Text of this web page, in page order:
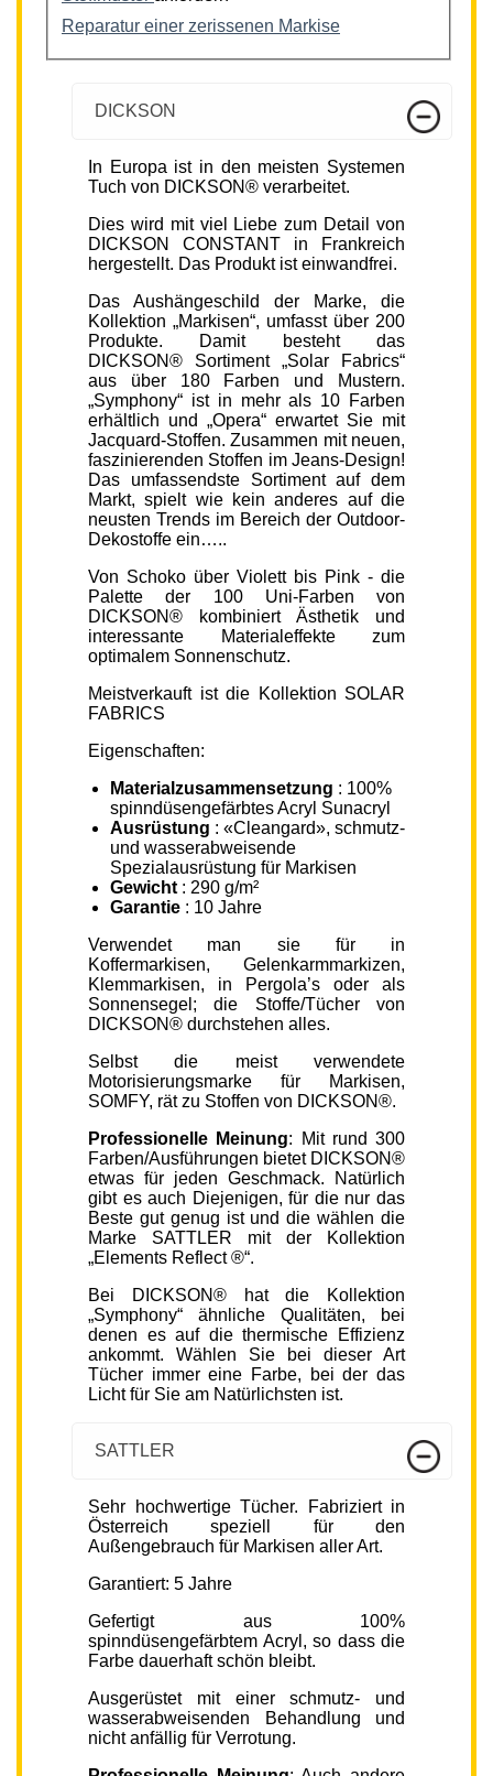
Reparatur einer zerissenen Markise
DICKSON
In Europa ist in den meisten Systemen
Tuch von DICKSON® verarbeitet.
Dies wird mit viel Liebe zum Detail von
DICKSON CONSTANT in Frankreich
hergestellt. Das Produkt ist einwandfrei.
Das Aushängeschild der Marke, die
Kollektion „Markisen“, umfasst über 200
Produkte. Damit besteht das
DICKSON® Sortiment „Solar Fabrics“
aus über 180 Farben und Mustern.
„Symphony“ ist in mehr als 10 Farben
erhältlich und „Opera“ erwartet Sie mit
Jacquard-Stoffen. Zusammen mit neuen,
faszinierenden Stoffen im Jeans-Design!
Das umfassendste Sortiment auf dem
Markt, spielt wie kein anderes auf die
neusten Trends im Bereich der Outdoor-
Dekostoffe ein…..
Von Schoko über Violett bis Pink - die
Palette der 100 Uni-Farben von
DICKSON® kombiniert Ästhetik und
interessante Materialeffekte zum
optimalem Sonnenschutz.
Meistverkauft ist die Kollektion SOLAR
FABRICS
Eigenschaften:
Materialzusammensetzung : 100%
spinndüsengefärbtes Acryl Sunacryl
Ausrüstung : «Cleangard», schmutz-
und wasserabweisende
Spezialausrüstung für Markisen
Gewicht : 290 g/m²
Garantie : 10 Jahre
Verwendet man sie für in
Koffermarkisen, Gelenkarmmarkizen,
Klemmarkisen, in Pergola’s oder als
Sonnensegel; die Stoffe/Tücher von
DICKSON® durchstehen alles.
Selbst die meist verwendete
Motorisierungsmarke für Markisen,
SOMFY, rät zu Stoffen von DICKSON®.
Professionelle Meinung: Mit rund 300
Farben/Ausführungen bietet DICKSON®
etwas für jeden Geschmack. Natürlich
gibt es auch Diejenigen, für die nur das
Beste gut genug ist und die wählen die
Marke SATTLER mit der Kollektion
„Elements Reflect ®“.
Bei DICKSON® hat die Kollektion
„Symphony“ ähnliche Qualitäten, bei
denen es auf die thermische Effizienz
ankommt. Wählen Sie bei dieser Art
Tücher immer eine Farbe, bei der das
Licht für Sie am Natürlichsten ist.
SATTLER
Sehr hochwertige Tücher. Fabriziert in
Österreich speziell für den
Außengebrauch für Markisen aller Art.
Garantiert: 5 Jahre
Gefertigt aus 100%
spinndüsengefärbtem Acryl, so dass die
Farbe dauerhaft schön bleibt.
Ausgerüstet mit einer schmutz- und
wasserabweisenden Behandlung und
nicht anfällig für Verrotung.